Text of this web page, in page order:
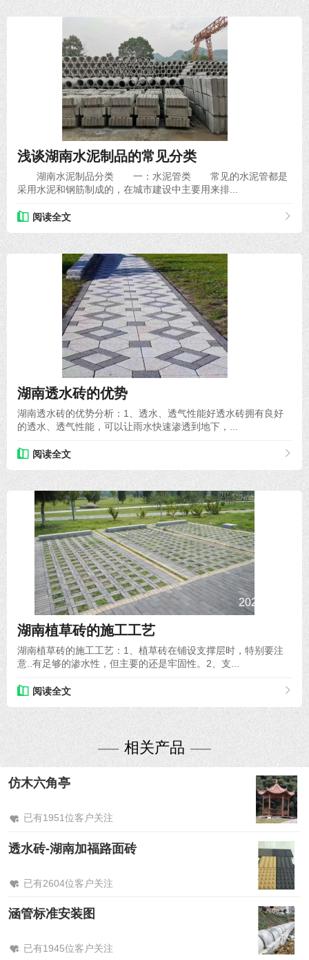
浅谈湖南水泥制品的常见分类
湖南水泥制品分类 一：水泥管类 常见的水泥管都是
采用水泥和钢筋制成的，在城市建设中主要用来排...
阅读全文
湖南透水砖的优势
湖南透水砖的优势分析：1、透水、透气性能好透水砖拥有良好
的透水、透气性能，可以让雨水快速渗透到地下，...
阅读全文
2022-04-18
湖南植草砖的施工工艺
湖南植草砖的施工工艺：1、植草砖在铺设支撑层时，特别要注
意..有足够的渗水性，但主要的还是牢固性。2、支...
阅读全文
相关产品
仿木六角亭
已有1951位客户关注
透水砖-湖南加福路面砖
已有2604位客户关注
涵管标准安装图
已有1945位客户关注